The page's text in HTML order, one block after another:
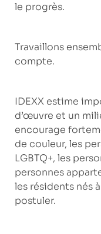
le progrès.
Travaillons
compte.
IDEXX estime
d’œuvre et un
encourage
de couleur, les
LGBTQ+, les
personnes
les résidents nés
postuler.